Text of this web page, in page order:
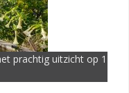
prachtig uitzicht op 1